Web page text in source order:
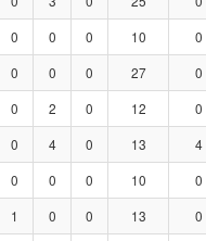
0 0 0 10 0
0 0 0 27 0
0 2 0 12 0
0 4 0 13 4
0 0 0 10 0
1 0 0 13 0